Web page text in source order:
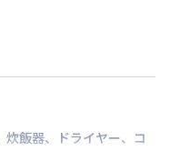
炊飯器、 ドライヤー、 コ